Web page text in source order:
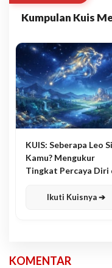
Kumpulan Kuis
KUIS: Seberapa Leo
Kamu? Mengukur
Tingkat Percaya Diri
Ikuti Kuisnya ➔
KOMENTAR